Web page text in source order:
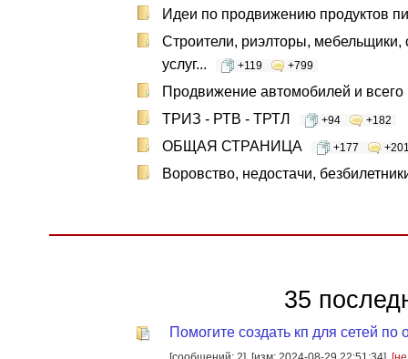
Идеи по продвижению продуктов
Строители, риэлторы,
услуг...
+119 +799
Продвижение автомобилей и всего
ТРИЗ - РТВ - ТРТЛ
+94 +182
ОБЩАЯ СТРАНИЦА +177
Воровство, недостачи,
35
Помогите создать кп для сетей